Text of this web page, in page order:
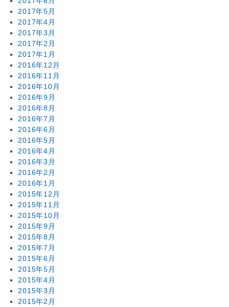
2017年5月
2017年4月
2017年3月
2017年2月
2017年1月
2016年12月
2016年11月
2016年10月
2016年9月
2016年8月
2016年7月
2016年6月
2016年5月
2016年4月
2016年3月
2016年2月
2016年1月
2015年12月
2015年11月
2015年10月
2015年9月
2015年8月
2015年7月
2015年6月
2015年5月
2015年4月
2015年3月
2015年2月